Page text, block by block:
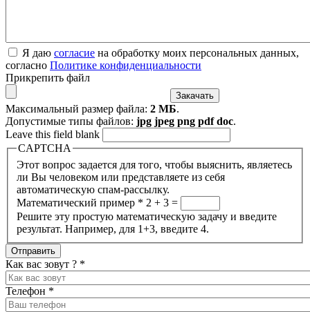
Я даю согласие на обработку моих персональных данных,
согласно Политике конфиденциальности
Прикрепить файл
Максимальный размер файла: 2 МБ.
Допустимые типы файлов: jpg jpeg png pdf doc.
Leave this field blank
CAPTCHA
Этот вопрос задается для того, чтобы выяснить, являетесь
ли Вы человеком или представляете из себя
автоматическую спам-рассылку.
Математический пример * 2 + 3 =
Решите эту простую математическую задачу и введите
результат. Например, для 1+3, введите 4.
Как вас зовут ? *
Телефон *